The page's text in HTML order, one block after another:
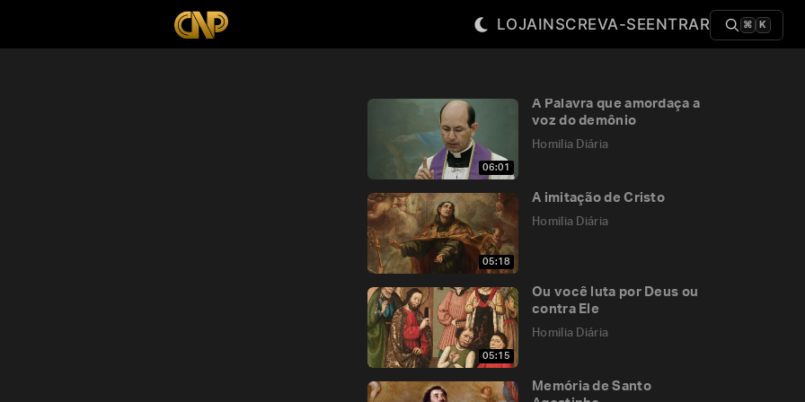
LOJAINSCREVA-SEENTRAR ⌘ K
06:01
A Palavra que amordaça a
voz do demônio
Homilia Diária
05:18
A imitação de Cristo
Homilia Diária
05:15
Ou você luta por Deus ou
contra Ele
Homilia Diária
Memória de Santo